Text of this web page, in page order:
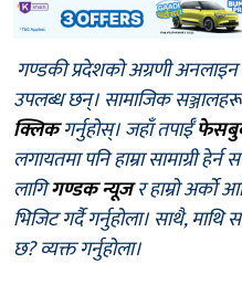
गण्डकी प्रदेशको अग्रणी अनलाइन
उपलब्ध छन्। सामाजिक
क्लिकगर्नुहोस्। जहाँ तपाईँ
लगायतमा पनि हाम्रा सामाग्री
लागिगण्डक न्यूजर हाम्रो अर्को
भिजिट गर्दै गर्नुहोला। साथै, माथि
छ? व्यक्त गर्नुहोला।